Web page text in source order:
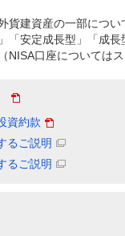
貨建資産の一部につ
「安定成長型」「成
NISA口座については
資約款
るご説明
るご説明